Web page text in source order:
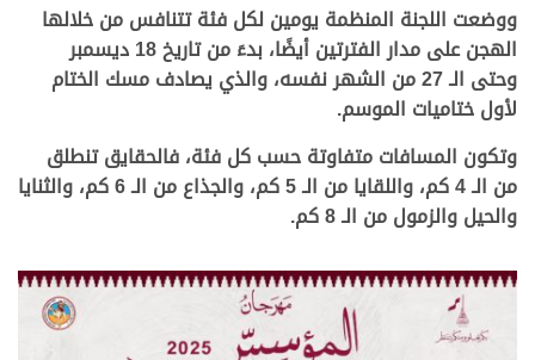
ووضعت اللجنة المنظمة يومين لكل فئة تتنافس من خلالها
الهجن على مدار الفترتين أيضًا، بدءَ من تاريخ 18 ديسمبر
وحتى الـ 27 من الشهر نفسه، والذي يصادف مسك الختام
لأول ختاميات الموسم.
وتكون المسافات متفاوتة حسب كل فئة، فالحقايق تنطلق
من الـ 4 كم، واللقايا من الـ 5 كم، والجذاع من الـ 6 كم، والثنايا
والحيل والزمول من الـ 8 كم.